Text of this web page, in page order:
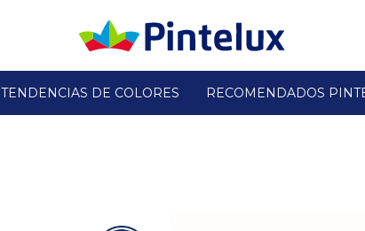
TENDENCIAS DE COLORES RECOMENDADOS